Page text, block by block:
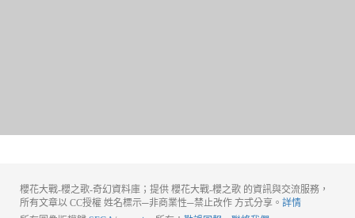
櫻花大戰-櫻之歌-奇幻資料庫；提供 櫻花大戰-櫻之歌 的資訊與交流服務，
所有文章以 CC授權 姓名標示─非商業性─禁止改作 方式分享。 詳情